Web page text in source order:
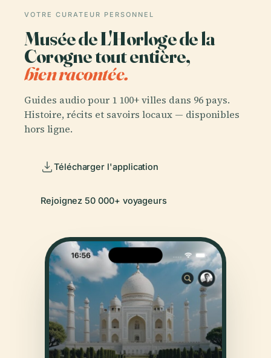
VOTRE CURATEUR PERSONNEL
Musée de L'Horloge de la
Corogne tout entière,
bien racontée.
Guides audio pour 1 100+ villes dans 96 pays.
Histoire, récits et savoirs locaux — disponibles
hors ligne.
Télécharger l'application
Rejoignez 50 000+ voyageurs